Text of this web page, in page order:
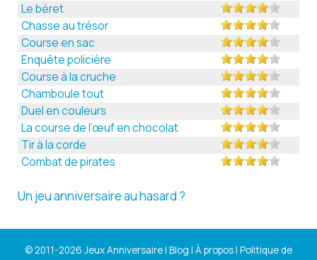
Le béret
Chasse au trésor
Course en sac
Enquête policière
Course à la cruche
Chamboule tout
Duel en couleurs
La course de l’œuf en chocolat
Tir à la corde
Combat de pirates
Un jeu anniversaire au hasard ?
© 2011-2026 Jeux Anniversaire | Blog | À propos| Politique de